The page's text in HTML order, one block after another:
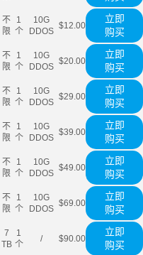
不
限
1
个
10G
DDOS
$12.00
立即
购买
不
限
1
个
10G
DDOS
$20.00
立即
购买
不
限
1
个
10G
DDOS
$29.00
立即
购买
不
限
1
个
10G
DDOS
$39.00
立即
购买
不
限
1
个
10G
DDOS
$49.00
立即
购买
不
限
1
个
10G
DDOS
$69.00
立即
购买
7
TB
1
个
/ $90.00
立即
购买